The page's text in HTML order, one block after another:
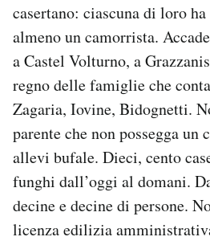
casertano: ciascuna di loro
almeno un camorrista.
a Castel Volturno, a
regno delle famiglie che
Zagaria, Iovine, Bidognetti.
parente che non possegga un
allevi bufale. Dieci, cento
funghi dall’oggi al domani.
decine e decine di persone.
licenza edilizia